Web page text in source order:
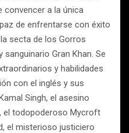
convencer a la única
de enfrentarse con éxito
secta de los Gorros
sanguinario Gran Khan. Se
y habilidades
con el inglés y sus
Singh, el asesino
el todopoderoso Mycroft
el misterioso justiciero